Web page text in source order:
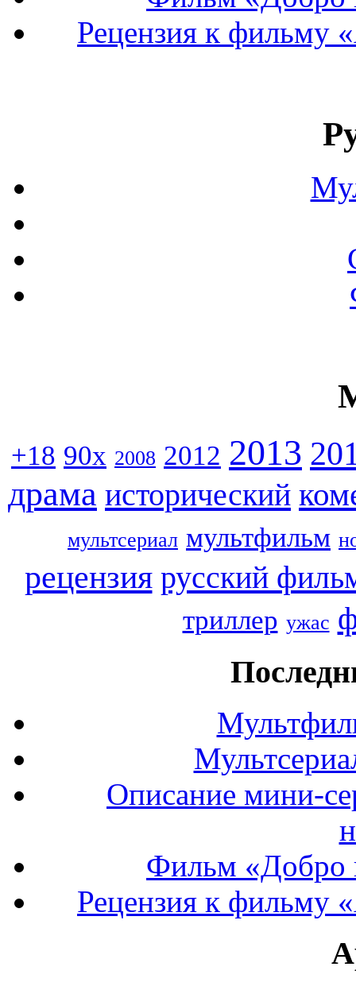
Рецензия к фильму
+18 90x 2008 2012 2013
драма исторический
мультсериал мультфильм
рецензия русский
триллер ужас
Описание мини-
Фильм «Добро
Рецензия к фильму